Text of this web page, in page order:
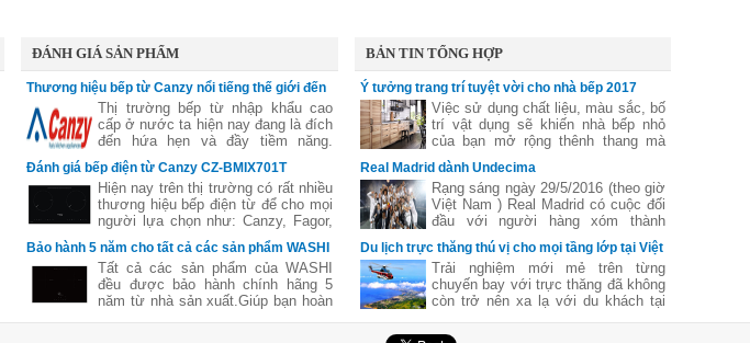
ĐÁNH GIÁ SẢN PHẨM
Thương hiệu bếp từ Canzy nổi tiếng thế giới đến
từ Italia
Thị trường bếp từ nhập khẩu cao
cấp ở nước ta hiện nay đang là đích
đến hứa hẹn và đầy tiềm năng.
Chính vì thế mà không có gì lạ khi
một vài năm trở lại đây, thị trường
Việt ồ ạt xuất hiện các thương hiệu
bếp từ nổi tiếng trên thế giới như
Taka, washi, Giovani,...
Đánh giá bếp điện từ Canzy CZ-BMIX701T
Hiện nay trên thị trường có rất nhiều
thương hiệu bếp điện từ để cho mọi
người lựa chọn như: Canzy, Fagor,
Chefs, Brandt, Taka... Nòi về dòng
bếp điện từ, trước hết phải nói tới
thương hiệu Canzy. Đây là sản
phẩm nhập khẩu từ Italia - một
thương hiệu nổi tiếng toàn cầu được
đông đảo người tiêu dùng ưa thích
Bảo hành 5 năm cho tất cả các sản phẩm WASHI
Tất cả các sản phẩm của WASHI
đều được bảo hành chính hãng 5
năm từ nhà sản xuất.Giúp bạn hoàn
BẢN TIN TỔNG HỢP
Ý tưởng trang trí tuyệt vời cho nhà bếp 2017
Việc sử dụng chất liệu, màu sắc, bố
trí vật dụng sẽ khiến nhà bếp nhỏ
của bạn mở rộng thênh thang mà
không tốn quá nhiều thời gian, công
sức. Nếu bạn đang tìm kiếm những
ý tưởng đầy cảm hứng để trang trí
cho căn bếp của ban, hãy duyệt qua
bộ sưu tập sáng tạo dưới đây và
bạn sẽ có cảm hứng thiết kế nhà
bếp ngay thôi!
Real Madrid dành Undecima
Rạng sáng ngày 29/5/2016 (theo giờ
Việt Nam ) Real Madrid có cuộc đối
đầu với người hàng xóm thành
Madrid Atletico .
Du lịch trực thăng thú vị cho mọi tầng lớp tại Việt
Nam
Trải nghiệm mới mẻ trên từng
chuyến bay với trực thăng đã không
còn trở nên xa lạ với du khách tại
với mức giá hợp lý.